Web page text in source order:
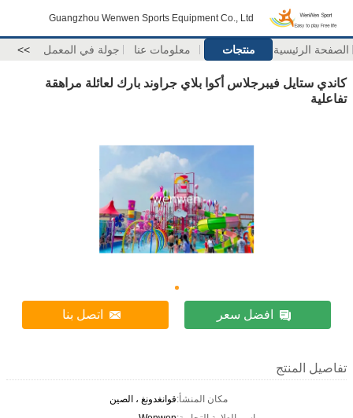
Guangzhou Wenwen Sports Equipment Co., Ltd
الصفحة الرئيسية منتجات معلومات عنا جولة في المعمل >>
كاندي ستايل فيبرجلاس أكوا بلاي جراوند بارك لعائلة مراهقة
تفاعلية
افضل سعر اتصل بنا
تفاصيل المنتج
مكان المنشأ:قوانغدونغ ، الصين